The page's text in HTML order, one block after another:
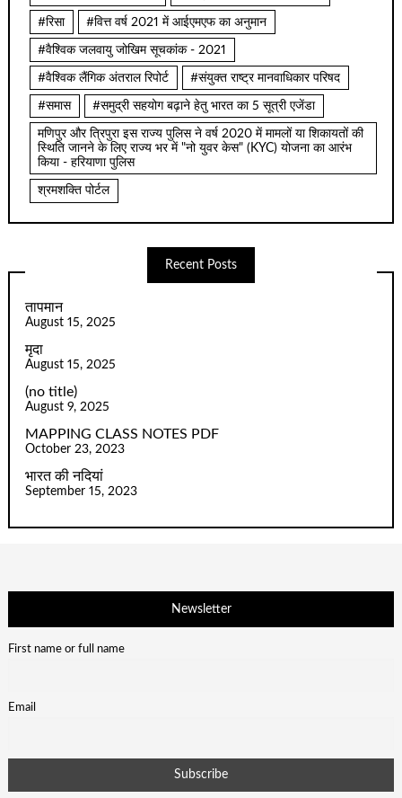
#रिसा #वित्त वर्ष 2021 में आईएमएफ का अनुमान
#वैश्विक जलवायु जोखिम सूचकांक - 2021
#वैश्विक लैंगिक अंतराल रिपोर्ट #संयुक्त राष्ट्र मानवाधिकार परिषद
#समास #समुद्री सहयोग बढ़ाने हेतु भारत का 5 सूत्री एजेंडा
मणिपुर और त्रिपुरा इस राज्य पुलिस ने वर्ष 2020 में मामलों या शिकायतों की
स्थिति जानने के लिए राज्य भर में "नो युवर केस" (KYC) योजना का आरंभ
किया - हरियाणा पुलिस
श्रमशक्ति पोर्टल
Recent Posts
तापमान
August 15, 2025
मृदा
August 15, 2025
(no title)
August 9, 2025
MAPPING CLASS NOTES PDF
October 23, 2023
भारत की नदियां
September 15, 2023
Newsletter
First name or full name
Email